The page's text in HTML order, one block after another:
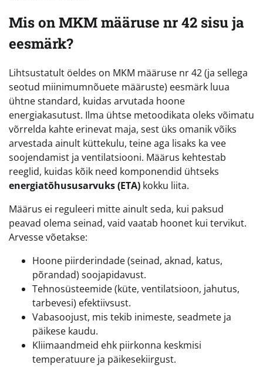
Mis on MKM määruse nr 42 sisu ja
eesmärk?
Lihtsustatult öeldes on MKM määruse nr 42 (ja sellega
seotud miinimumnõuete määruste) eesmärk luua
ühtne standard, kuidas arvutada hoone
energiakasutust. Ilma ühtse metoodikata oleks võimatu
võrrelda kahte erinevat maja, sest üks omanik võiks
arvestada ainult küttekulu, teine aga lisaks ka vee
soojendamist ja ventilatsiooni. Määrus kehtestab
reeglid, kuidas kõik need komponendid ühtseks
energiatõhususarvuks (ETA) kokku liita.
Määrus ei reguleeri mitte ainult seda, kui paksud
peavad olema seinad, vaid vaatab hoonet kui tervikut.
Arvesse võetakse:
Hoone piirderindade (seinad, aknad, katus,
põrandad) soojapidavust.
Tehnosüsteemide (küte, ventilatsioon, jahutus,
tarbevesi) efektiivsust.
Vabasoojust, mis tekib inimeste, seadmete ja
päikese kaudu.
Kliimaandmeid ehk piirkonna keskmisi
temperatuure ja päikesekiirgust.